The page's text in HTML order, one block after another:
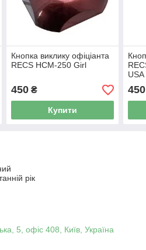
Кнопка виклику офіціанта
RECS HCM-250 Girl
450₴
Купити
USA
450
рік
5, офіс 408, Київ, Україна